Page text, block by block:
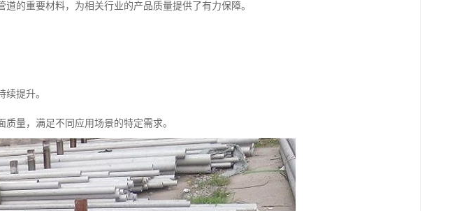
的重要材料，为相关行业的产品质量提供了有力保障。
提升。
量，满足不同应用场景的特定需求。